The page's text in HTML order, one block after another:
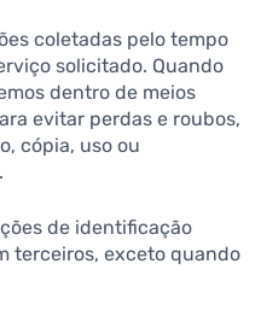
coletadas pelo tempo
solicitado. Quando
dentro de meios
evitar perdas e roubos,
cópia, uso ou
de identificação
terceiros, exceto quando